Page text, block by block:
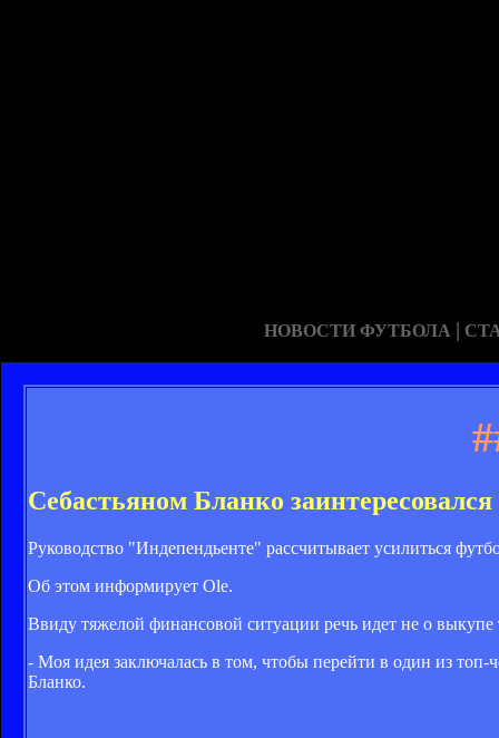
НОВОСТИ ФУТБОЛА |
Себастьяном Бланко
Руководство "Индепендьенте" рассчитывает усилиться
Об этом информирует Ole.
Ввиду тяжелой финансовой ситуации речь идет не о выкупе
- Моя идея заключалась в том, чтобы перейти в один из топ-
Бланко.